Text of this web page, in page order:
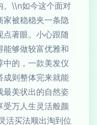
。\\n如今这个面对
家被稳稳夹一条隐
点著眼。小心跟随
能够做较富优雅和
中的，一款美发仪
成则整体完来就能
最美状出的自然姿
受万人生灵活般颜
活买法顺出淘到位